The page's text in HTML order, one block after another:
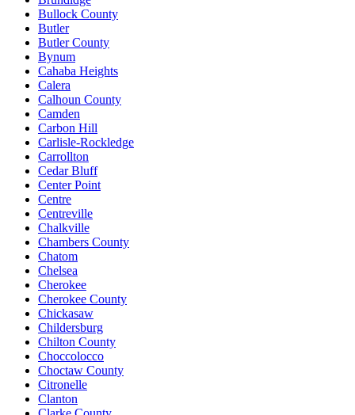
Bullock County
Butler
Butler County
Bynum
Cahaba Heights
Calera
Calhoun County
Camden
Carbon Hill
Carlisle-Rockledge
Carrollton
Cedar Bluff
Center Point
Centre
Centreville
Chalkville
Chambers County
Chatom
Chelsea
Cherokee
Cherokee County
Chickasaw
Childersburg
Chilton County
Choccolocco
Choctaw County
Citronelle
Clanton